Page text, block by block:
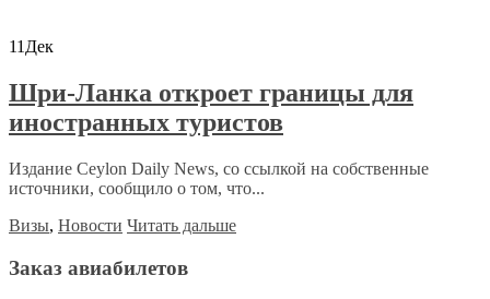
11 Дек
Шри-Ланка откроет границы для
иностранных туристов
Издание Ceylon Daily News, со ссылкой на собственные
источники, сообщило о том, что...
Визы, Новости Читать дальше
Заказ авиабилетов